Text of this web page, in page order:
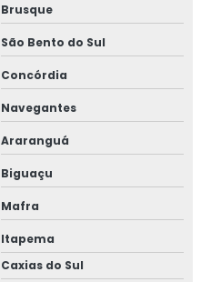
Brusque
São Bento do Sul
Concórdia
Navegantes
Araranguá
Biguaçu
Mafra
Itapema
Caxias do Sul